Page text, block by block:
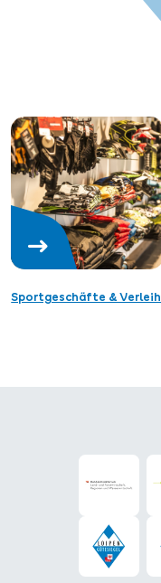
Sportgeschäfte & Verleih